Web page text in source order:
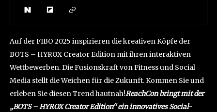
Auf der FIBO 2025 inspirieren die kreativen Köpfe der
BOTS – HYROX Creator Edition mit ihren interaktiven
Wettbewerben. Die Fusionskraft von Fitness und Social
Media stellt die Weichen für die Zukunft. Kommen Sie und
erleben Sie diesen Trend hautnah!ReachCon bringt mit der
„BOTS – HYROX Creator Edition“ ein innovatives Social-